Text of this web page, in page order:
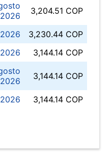
2026
3,204.51 COP
3,230.44 COP
3,144.14 COP
2026
3,144.14 COP
3,144.14 COP